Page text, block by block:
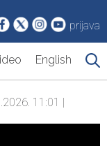
prijava
English
11:01 |